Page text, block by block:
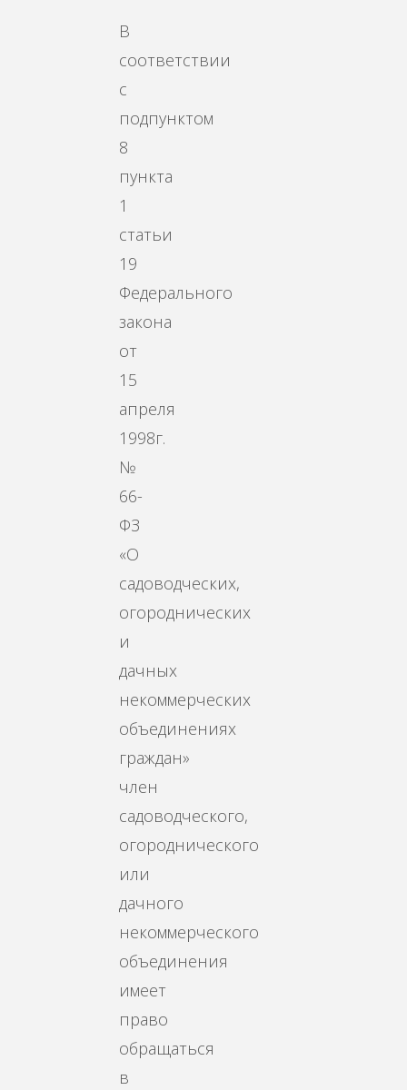
В
соответствии
с
подпунктом
8
пункта
1
статьи
19
Федерального
закона
от
15
апреля
1998г.
№
66-
ФЗ
«О
садоводческих,
огороднических
и
дачных
некоммерческих
объединениях
граждан»
член
садоводческого,
огороднического
или
дачного
некоммерческого
объединения
имеет
право
обращаться
в